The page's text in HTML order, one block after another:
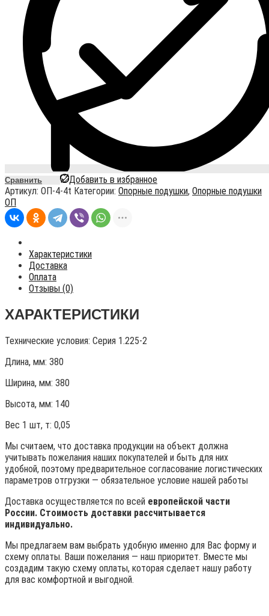
Сравнить
Добавить в избранное
Артикул: ОП-4-4t Категории: Опорные подушки, Опорные подушки
ОП
Характеристики
Доставка
Оплата
Отзывы (0)
ХАРАКТЕРИСТИКИ
Технические условия: Серия 1.225-2
Длина, мм: 380
Ширина, мм: 380
Высота, мм: 140
Вес 1 шт, т: 0,05
Мы считаем, что доставка продукции на объект должна
учитывать пожелания наших покупателей и быть для них
удобной, поэтому предварительное согласование логистических
параметров отгрузки — обязательное условие нашей работы
Доставка осуществляется по всей европейской части
России. Стоимость доставки рассчитывается
индивидуально.
Мы предлагаем вам выбрать удобную именно для Вас форму и
схему оплаты. Ваши пожелания — наш приоритет. Вместе мы
создадим такую схему оплаты, которая сделает нашу работу
для вас комфортной и выгодной.